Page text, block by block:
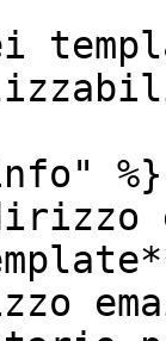
%}